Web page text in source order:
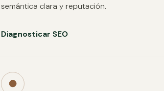
semántica clara y reputación.
Diagnosticar SEO
●